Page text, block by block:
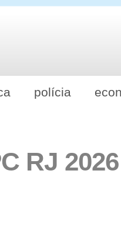
polícia
RJ